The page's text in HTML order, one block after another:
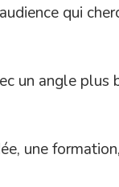
qui
un angle plus
une